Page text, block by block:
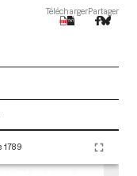
TéléchargerPartager
1789